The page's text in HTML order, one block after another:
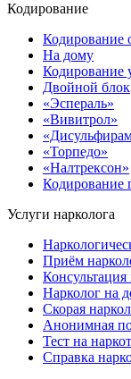
Кодирование
Кодирование
На дому
Кодирование
Двойной блок
«Эспераль»
«Вивитрол»
«Торпедо»
«Налтрексон»
Кодирование
Услуги нарколога
Приём
Консультация
Нарколог на
Скорая
Анонимная
Тест на
Справка